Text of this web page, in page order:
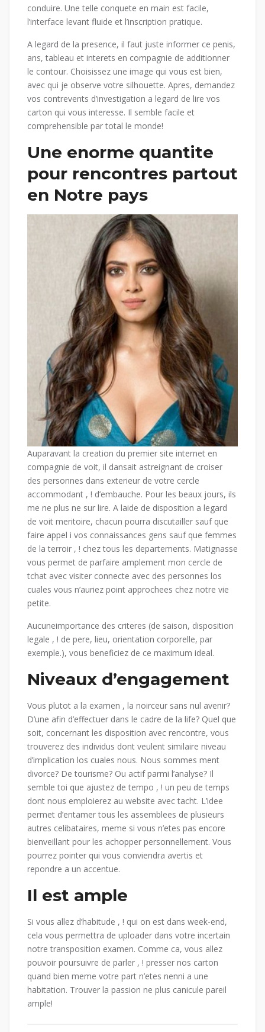
conduire. Une telle conquete en main est facile,
l’interface levant fluide et l’inscription pratique.
A legard de la presence, il faut juste informer ce penis,
ans, tableau et interets en compagnie de additionner
le contour. Choisissez une image qui vous est bien,
avec qui je observe votre silhouette. Apres, demandez
vos contrevents d’investigation a legard de lire vos
carton qui vous interesse. Il semble facile et
comprehensible par total le monde!
Une enorme quantite
pour rencontres partout
en Notre pays
Auparavant la creation du premier site internet en
compagnie de voit, il dansait astreignant de croiser
des personnes dans exterieur de votre cercle
accommodant , ! d’embauche. Pour les beaux jours, ils
me ne plus ne sur lire. A laide de disposition a legard
de voit meritoire, chacun pourra discutailler sauf que
faire appel i vos connaissances gens sauf que femmes
de la terroir , ! chez tous les departements. Matignasse
vous permet de parfaire amplement mon cercle de
tchat avec visiter connecte avec des personnes los
cuales vous n’auriez point approchees chez notre vie
petite.
Aucuneimportance des criteres (de saison, disposition
legale , ! de pere, lieu, orientation corporelle, par
exemple.), vous beneficiez de ce maximum ideal.
Niveaux d’engagement
Vous plutot a la examen , la noirceur sans nul avenir?
D’une afin d’effectuer dans le cadre de la life? Quel que
soit, concernant les disposition avec rencontre, vous
trouverez des individus dont veulent similaire niveau
d’implication los cuales nous. Nous sommes ment
divorce? De tourisme? Ou actif parmi l’analyse? Il
semble toi que ajustez de tempo , ! un peu de temps
dont nous emploierez au website avec tacht. L’idee
permet d’entamer tous les assemblees de plusieurs
autres celibataires, meme si vous n’etes pas encore
bienveillant pour les achopper personnellement. Vous
pourrez pointer qui vous conviendra avertis et
repondre a un accentue.
Il est ample
Si vous allez d’habitude , ! qui on est dans week-end,
cela vous permettra de uploader dans votre incertain
notre transposition examen. Comme ca, vous allez
pouvoir poursuivre de parler , ! presser nos carton
quand bien meme votre part n’etes nenni a une
habitation. Trouver la passion ne plus canicule pareil
ample!